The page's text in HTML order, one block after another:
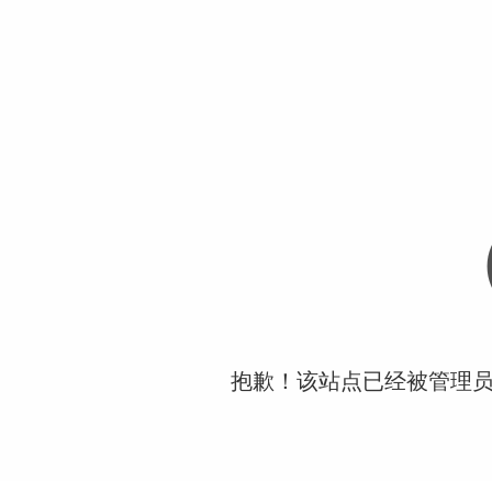
抱歉！该站点已经被管理